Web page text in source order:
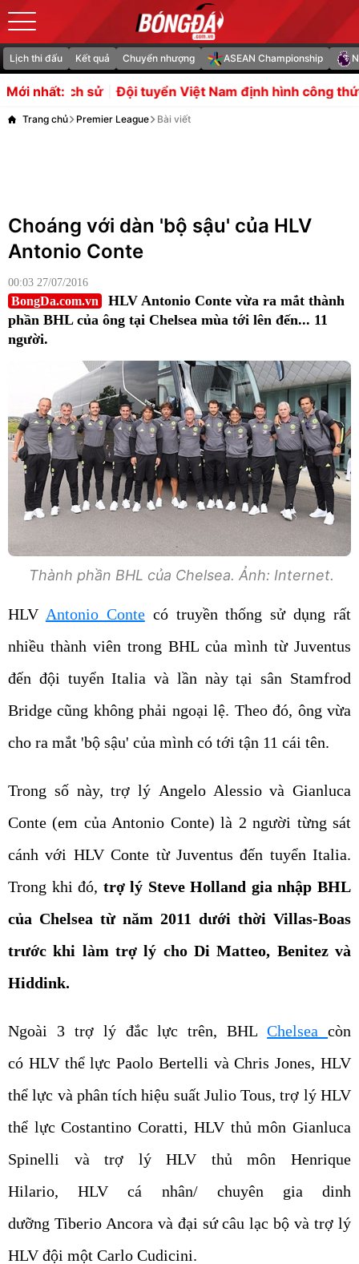
Lịch thi đấu Kết quả Chuyển nhượng ASEAN Championship
Mới nhất:
tuyển Việt Nam định hình công thức chiến thắng trước
Trang chủ Premier League Bài viết
Choáng với dàn 'bộ sậu' của HLV
Antonio Conte
00:03 27/07/2016
BongDa.com.vn
HLV Antonio Conte vừa ra mắt thành
phần BHL của ông tại Chelsea mùa tới lên đến... 11
người.
Thành phần BHL của Chelsea. Ảnh: Internet.
HLV Antonio Contecó truyền thống sử dụng rất
nhiều thành viên trong BHL của mình từ Juventus
đến đội tuyển Italia và lần này tại sân Stamfrod
Bridge cũng không phải ngoại lệ. Theo đó, ông vừa
cho ra mắt 'bộ sậu' của mình có tới tận 11 cái tên.
Trong số này, trợ lý Angelo Alessio và Gianluca
Conte (em của Antonio Conte) là 2 người từng sát
cánh với HLV Conte từ Juventus đến tuyển Italia.
Trong khi đó, trợ lý Steve Holland gia nhập BHL
của Chelsea từ năm 2011 dưới thời Villas-Boas
trước khi làm trợ lý cho Di Matteo, Benitez và
Hiddink.
Ngoài 3 trợ lý đắc lực trên, BHLChelseacòn
có HLV thể lực Paolo Bertelli và Chris Jones, HLV
thể lực và phân tích hiệu suất Julio Tous, trợ lý HLV
thể lực Costantino Coratti, HLV thủ môn Gianluca
Spinelli và trợ lý HLV thủ môn Henrique
Hilario, HLV cá nhân/ chuyên gia dinh
dưỡng Tiberio Ancora và đại sứ câu lạc bộ và trợ lý
HLV đội một Carlo Cudicini.